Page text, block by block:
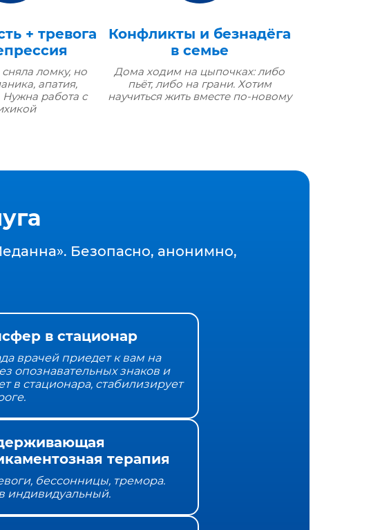
+ тревога
ломку, но
апатия,
Нужна работа с
Конфликты и безнадёга
в семье
Дома ходим на цыпочках: либо
пьёт, либо на грани. Хотим
научиться жить вместе по‑новому
Безопасно, анонимно,
в стационар
врачей приедет к вам на
опознавательных знаков и
в стационара, стабилизирует
терапия
бессонницы, тремора.
индивидуальный.